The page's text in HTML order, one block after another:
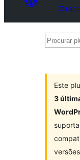
Procurar
Este
3